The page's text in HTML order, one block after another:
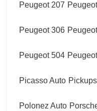
Peugeot 207
Peugeot 306
Peugeot 504
Picasso Auto Pickups
Polonez Auto